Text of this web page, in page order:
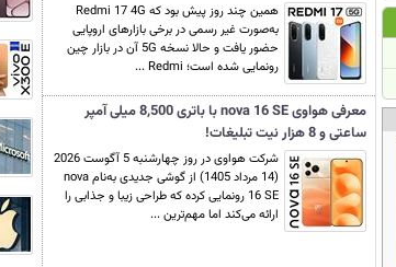
همین چند روز پیش بود که Redmi 17 4G
به‌صورت غیر رسمی در برخی بازارهای اروپایی
حضور یافت و حالا نسخه 5G آن در بازار چین
رونمایی شده است؛ Redmi ...
معرفی هواوی nova 16 SE با باتری 8,500 میلی آمپر
ساعتی و 8 هزار نیت تبلیغات!
شرکت هواوی در روز چهارشنبه 5 آگوست 2026
(14 مرداد 1405) از گوشی جدیدی به‌نام nova
16 SE رونمایی کرده که طراحی زیبا و جذابی را
ارائه می‌کند اما مهم‌ترین ...